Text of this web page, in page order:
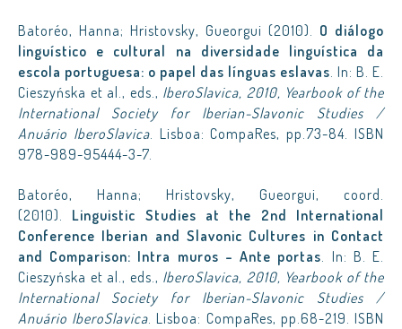
Batoréo, Hanna; Hristovsky, Gueorgui (2010). O diálogo
linguístico e cultural na diversidade linguística da
escola portuguesa: o papel das línguas eslavas. In: B. E.
Cieszyńska et al., eds., IberoSlavica, 2010, Yearbook of the
International Society for Iberian-Slavonic Studies /
Anuário IberoSlavica. Lisboa: CompaRes, pp.73-84. ISBN
978-989-95444-3-7.
Batoréo, Hanna; Hristovsky, Gueorgui, coord.
(2010). Linguistic Studies at the 2nd International
Conference Iberian and Slavonic Cultures in Contact
and Comparison: Intra muros – Ante portas. In: B. E.
Cieszyńska et al., eds., IberoSlavica, 2010, Yearbook of the
International Society for Iberian-Slavonic Studies /
Anuário IberoSlavica. Lisboa: CompaRes, pp.68-219. ISBN